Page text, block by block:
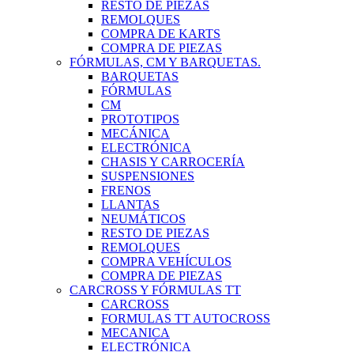
RESTO DE PIEZAS
REMOLQUES
COMPRA DE KARTS
COMPRA DE PIEZAS
FÓRMULAS, CM Y BARQUETAS.
BARQUETAS
FÓRMULAS
CM
PROTOTIPOS
MECÁNICA
ELECTRÓNICA
CHASIS Y CARROCERÍA
SUSPENSIONES
FRENOS
LLANTAS
NEUMÁTICOS
RESTO DE PIEZAS
REMOLQUES
COMPRA VEHÍCULOS
COMPRA DE PIEZAS
CARCROSS Y FÓRMULAS TT
CARCROSS
FORMULAS TT AUTOCROSS
MECANICA
ELECTRÓNICA